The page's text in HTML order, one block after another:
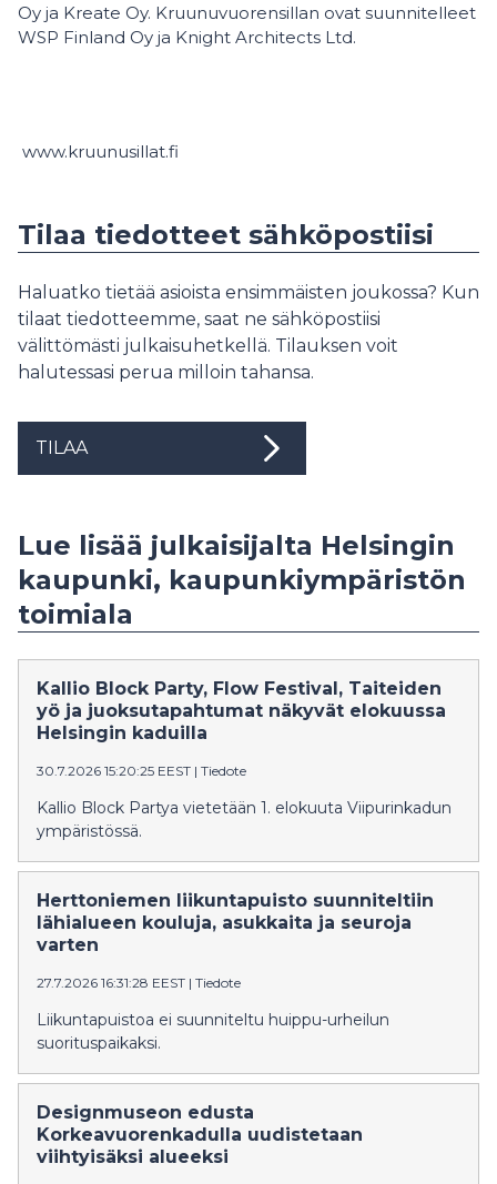
Oy ja Kreate Oy. Kruunuvuorensillan ovat suunnitelleet
WSP Finland Oy ja Knight Architects Ltd.
www.kruunusillat.fi
Tilaa tiedotteet sähköpostiisi
Haluatko tietää asioista ensimmäisten joukossa? Kun
tilaat tiedotteemme, saat ne sähköpostiisi
välittömästi julkaisuhetkellä. Tilauksen voit
halutessasi perua milloin tahansa.
TILAA
Lue lisää julkaisijalta Helsingin
kaupunki, kaupunkiympäristön
toimiala
Kallio Block Party, Flow Festival, Taiteiden
yö ja juoksutapahtumat näkyvät elokuussa
Helsingin kaduilla
30.7.2026 15:20:25 EEST | Tiedote
Kallio Block Partya vietetään 1. elokuuta Viipurinkadun
ympäristössä.
Herttoniemen liikuntapuisto suunniteltiin
lähialueen kouluja, asukkaita ja seuroja
varten
27.7.2026 16:31:28 EEST | Tiedote
Liikuntapuistoa ei suunniteltu huippu-urheilun
suorituspaikaksi.
Designmuseon edusta
Korkeavuorenkadulla uudistetaan
viihtyisäksi alueeksi